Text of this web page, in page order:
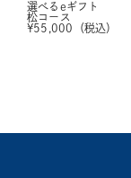
選べるeギフト
松コース
¥55,000 （税込）